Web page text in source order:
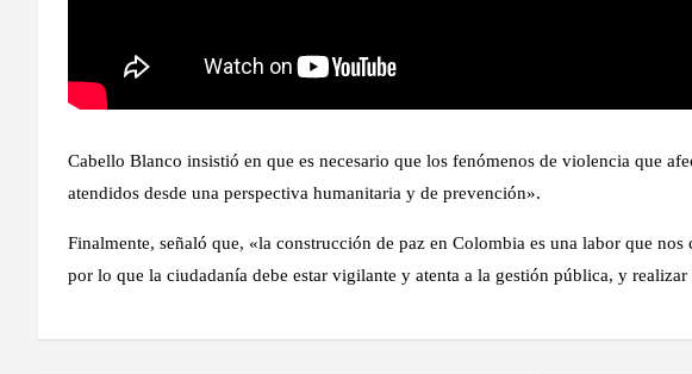
Cabello Blanco insistió en que es necesario que los fenómenos de violencia que
atendidos desde una perspectiva humanitaria y de prevención».
Finalmente, señaló que, «la construcción de paz en Colombia es una labor que
por lo que la ciudadanía debe estar vigilante y atenta a la gestión pública, y